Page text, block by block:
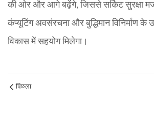
की ओर और आगे बढ़ेंगे, जिससे सर्किट सुरक्षा
कंप्यूटिंग अवसंरचना और बुद्धिमान विनिर्माण के
विकास में सहयोग मिलेगा।
पिछला